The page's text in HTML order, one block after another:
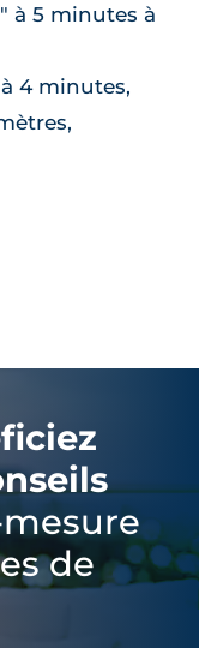
à 5 minutes à
4 minutes,
de